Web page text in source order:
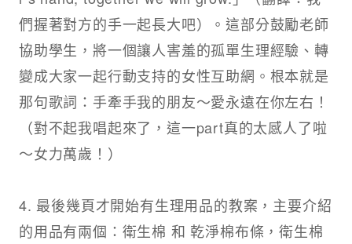
們握著對方的手一起長大吧）。這部分鼓勵老師
協助學生，將一個讓人害羞的孤單生理經驗、轉
變成大家一起行動支持的女性互助網。根本就是
那句歌詞：手牽手我的朋友～愛永遠在你左右！
（對不起我唱起來了，這一part真的太感人了啦
～女力萬歲！）​
4. 最後幾頁才開始有生理用品的教案，主要介紹
的用品有兩個：衛生棉 和 乾淨棉布條，衛生棉